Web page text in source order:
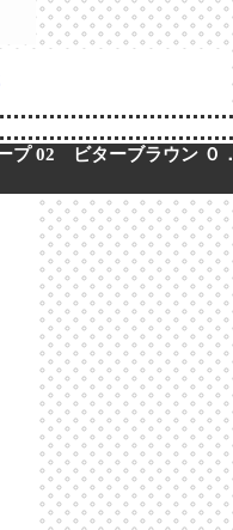
プ 02 ビターブラウン ０．